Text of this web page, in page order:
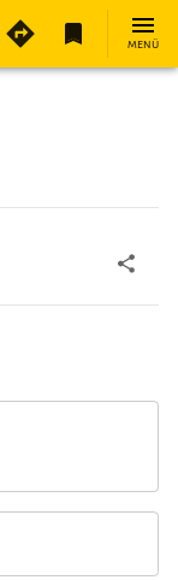
MENÜ